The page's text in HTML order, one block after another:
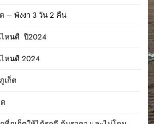
– พังงา 3 วัน 2 คืน
ไหนดี ปี2024
ไหนดี 2024
เก็ต